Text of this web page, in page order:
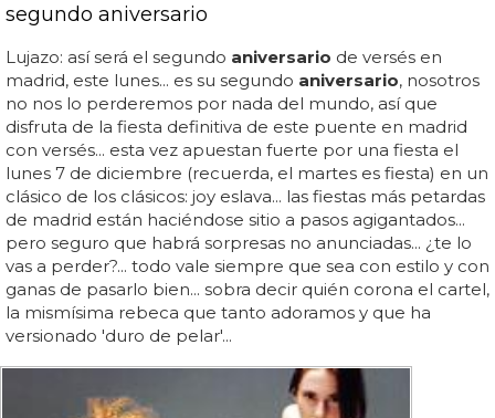
segundo aniversario
Lujazo: así será el segundo aniversario de versés en
madrid, este lunes... es su segundo aniversario, nosotros
no nos lo perderemos por nada del mundo, así que
disfruta de la fiesta definitiva de este puente en madrid
con versés... esta vez apuestan fuerte por una fiesta el
lunes 7 de diciembre (recuerda, el martes es fiesta) en un
clásico de los clásicos: joy eslava... las fiestas más petardas
de madrid están haciéndose sitio a pasos agigantados...
pero seguro que habrá sorpresas no anunciadas... ¿te lo
vas a perder?... todo vale siempre que sea con estilo y con
ganas de pasarlo bien... sobra decir quién corona el cartel,
la mismísima rebeca que tanto adoramos y que ha
versionado 'duro de pelar'...